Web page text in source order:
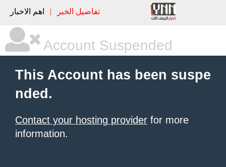
تفاصيل الخبر | اهم الاخبار